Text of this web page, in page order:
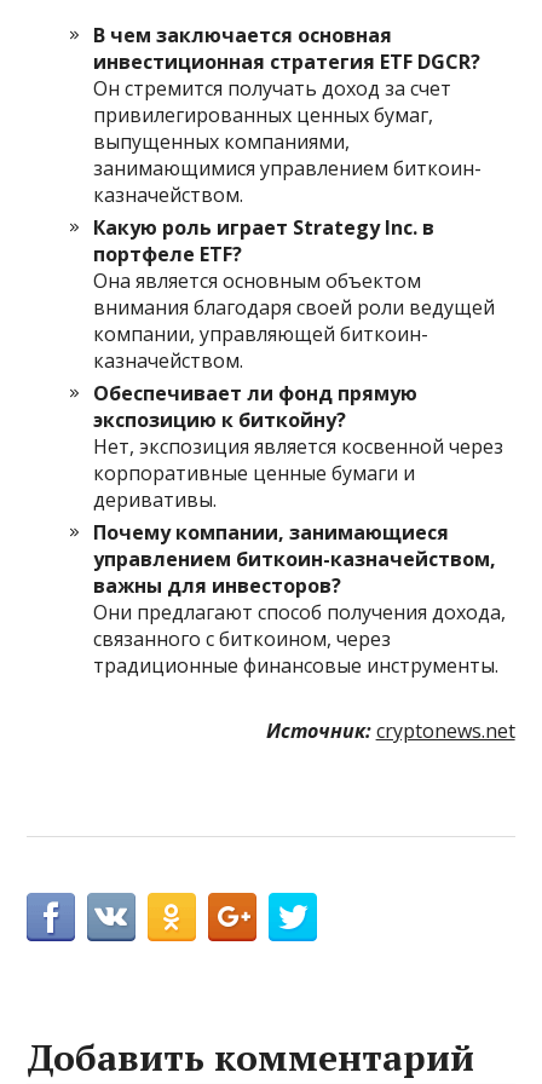
В чем заключается основная
инвестиционная стратегия ETF DGCR?
Он стремится получать доход за счет
привилегированных ценных бумаг,
выпущенных компаниями,
занимающимися управлением биткоин-
казначейством.
Какую роль играет Strategy Inc. в
портфеле ETF?
Она является основным объектом
внимания благодаря своей роли ведущей
компании, управляющей биткоин-
казначейством.
Обеспечивает ли фонд прямую
экспозицию к биткойну?
Нет, экспозиция является косвенной через
корпоративные ценные бумаги и
деривативы.
Почему компании, занимающиеся
управлением биткоин-казначейством,
важны для инвесторов?
Они предлагают способ получения дохода,
связанного с биткоином, через
традиционные финансовые инструменты.
Источник: cryptonews.net
Добавить комментарий